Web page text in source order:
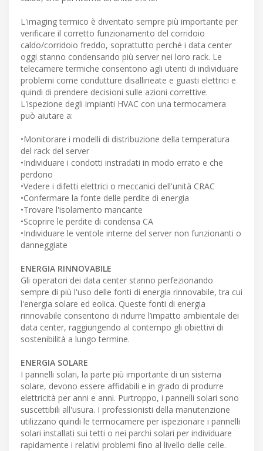
L'imaging termico è diventato sempre più importante per
verificare il corretto funzionamento del corridoio
caldo/corridoio freddo, soprattutto perché i data center
oggi stanno condensando più server nei loro rack. Le
telecamere termiche consentono agli utenti di individuare
problemi come condutture disallineate e guasti elettrici e
quindi di prendere decisioni sulle azioni correttive.
L'ispezione degli impianti HVAC con una termocamera
può aiutare a:
•Monitorare i modelli di distribuzione della temperatura
del rack del server
•Individuare i condotti instradati in modo errato e che
perdono
•Vedere i difetti elettrici o meccanici dell'unità CRAC
•Confermare la fonte delle perdite di energia
•Trovare l'isolamento mancante
•Scoprire le perdite di condensa CA
•Individuare le ventole interne del server non funzionanti o
danneggiate
ENERGIA RINNOVABILE
Gli operatori dei data center stanno perfezionando
sempre di più l'uso delle fonti di energia rinnovabile, tra cui
l'energia solare ed eolica. Queste fonti di energia
rinnovabile consentono di ridurre l’impatto ambientale dei
data center, raggiungendo al contempo gli obiettivi di
sostenibilità a lungo termine.
ENERGIA SOLARE
I pannelli solari, la parte più importante di un sistema
solare, devono essere affidabili e in grado di produrre
elettricità per anni e anni. Purtroppo, i pannelli solari sono
suscettibili all'usura. I professionisti della manutenzione
utilizzano quindi le termocamere per ispezionare i pannelli
solari installati sui tetti o nei parchi solari per individuare
rapidamente i relativi problemi fino al livello delle celle.